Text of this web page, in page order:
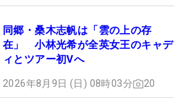
同郷・桑木志帆は「雲の上の存
在」 小林光希が全英女王のキャデ
ィとツアー初Vへ
2026年8月9日 (日) 08時03分 20